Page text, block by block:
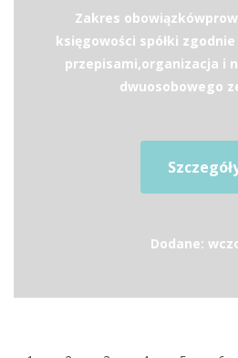
Zakres
księgowości spółki
przepisami,organizacja i
dwuosobowego
Dodane: